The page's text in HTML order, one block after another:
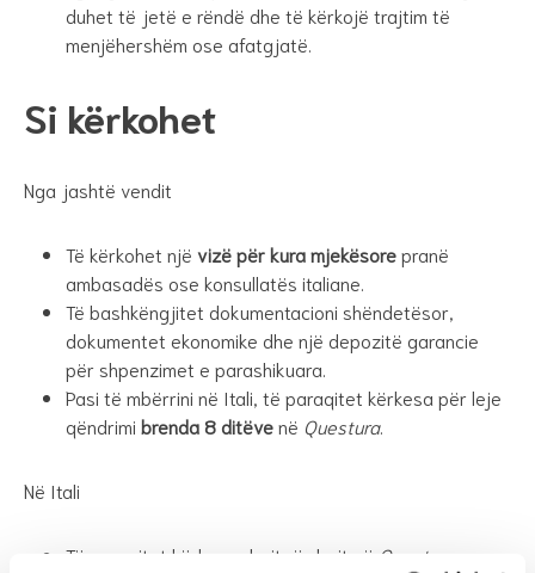
duhet të jetë e rëndë dhe të kërkojë trajtim të
menjëhershëm ose afatgjatë.
Si kërkohet
Nga jashtë vendit
Të kërkohet një vizë për kura mjekësorepranë
ambasadës ose konsullatës italiane.
Të bashkëngjitet dokumentacioni shëndetësor,
dokumentet ekonomike dhe një depozitë garancie
për shpenzimet e parashikuara.
Pasi të mbërrini në Itali, të paraqitet kërkesa për leje
qëndrimi brenda 8 ditëvenë Questura.
Në Itali
Të paraqitet kërkesa drejtpërdrejt në Questura